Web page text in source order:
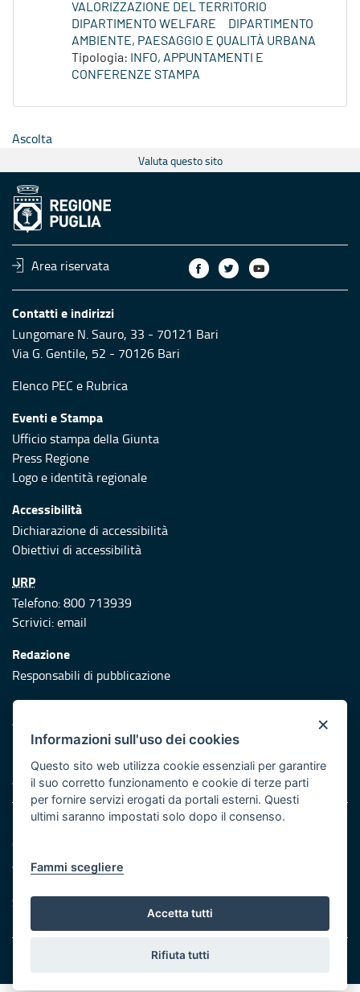
VALORIZZAZIONE DEL TERRITORIO
DIPARTIMENTO WELFARE
DIPARTIMENTO
AMBIENTE, PAESAGGIO E QUALITÀ URBANA
Tipologia:
INFO, APPUNTAMENTI E
CONFERENZE STAMPA
Ascolta
Valuta questo sito
Area riservata
Contatti e indirizzi
Lungomare N. Sauro, 33 - 70121 Bari
Via G. Gentile, 52 - 70126 Bari
Elenco PEC e Rubrica
Eventi e Stampa
Ufficio stampa della Giunta
Press Regione
Logo e identità regionale
Accessibilità
Dichiarazione di accessibilità
Obiettivi di accessibilità
URP
Telefono: 800 713939
Scrivici:email
Redazione
Responsabili di pubblicazione
Protezione civile
Vai al sito di Protezione Civile Puglia
Iniziativa finanziata con risorse del POR Puglia 2014/2020 -
Asse XI
Note legali
Cookie e privacy
Atti di notifica
Servizi Intranet
© Regione Puglia
×
Informazioni sull'uso dei cookies
Questo sito web utilizza cookie essenziali per garantire
il suo corretto funzionamento e cookie di terze parti
per fornire servizi erogati da portali esterni. Questi
ultimi saranno impostati solo dopo il consenso.
Fammi scegliere
Accetta tutti
Rifiuta tutti